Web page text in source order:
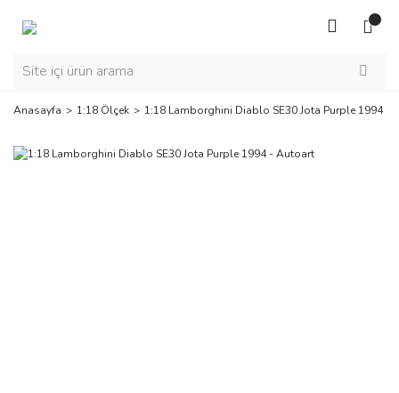
Anasayfa 1:18 Ölçek 1:18 Lamborghini Diablo SE30 Jota Purple 1994 -